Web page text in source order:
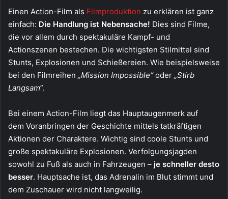
Einen Action-Film als Filmproduktion zu erklären ist ganz
einfach: Die Handlung ist Nebensache! Dies sind Filme,
die vor allem durch spektakuläre Kampf- und
Actionszenen bestechen. Die wichtigsten Stilmittel sind
Stunts, Explosionen und Schießereien. Wie beispielsweise
bei den Filmreihen „Mission Impossible“oder „Stirb
Langsam“.
Bei einem Action-Film liegt das Hauptaugenmerk auf
dem Voranbringen der Geschichte mittels tatkräftigen
Aktionen der Charaktere. Wichtig sind coole Stunts und
große spektakuläre Explosionen. Verfolgungsjagden
sowohl zu Fuß als auch in Fahrzeugen – je schneller desto
besser. Hauptsache ist, das Adrenalin im Blut stimmt und
dem Zuschauer wird nicht langweilig.